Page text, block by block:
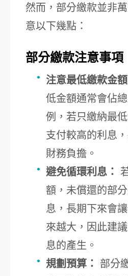
然而，部分繳款並非
意以下幾點：
部分繳款注意事項
注意最低繳款金額
低金額通常會佔
例，若只繳納最
支付較高的利息
財務負擔。
避免循環利息：
額，未償還的部
息，長期下來會
來越大，因此建
息的產生。
規劃預算：
部分